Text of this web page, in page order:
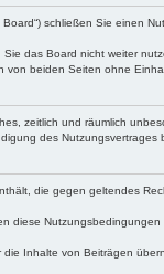
schließen Sie einen
das Board nicht weiter
beiden Seiten ohne
zeitlich und räumlich
des Nutzungsvertrages
die gegen geltendes
diese
Inhalte von Beiträgen